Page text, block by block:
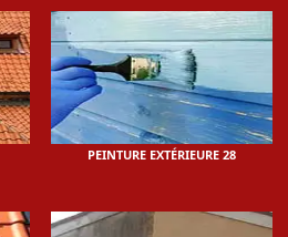
PEINTURE EXTÉRIEURE 28